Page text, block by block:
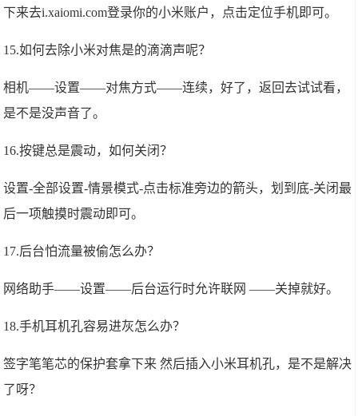
下来去i.xaiomi.com登录你的小米账户，点击定位手机即可。
15.如何去除小米对焦是的滴滴声呢？
相机——设置——对焦方式——连续，好了，返回去试试看，
是不是没声音了。
16.按键总是震动，如何关闭？
设置-全部设置-情景模式-点击标准旁边的箭头，划到底-关闭最
后一项触摸时震动即可。
17.后台怕流量被偷怎么办？
网络助手——设置——后台运行时允许联网 ——关掉就好。
18.手机耳机孔容易进灰怎么办？
签字笔笔芯的保护套拿下来 然后插入小米耳机孔，是不是解决
了呀？